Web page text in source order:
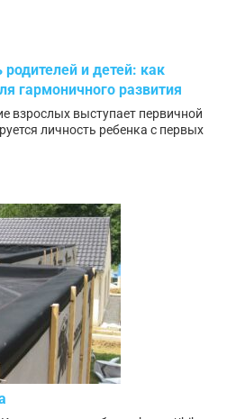
и детей: как
гармоничного развития
взрослых выступает первичной
личность ребенка с первых